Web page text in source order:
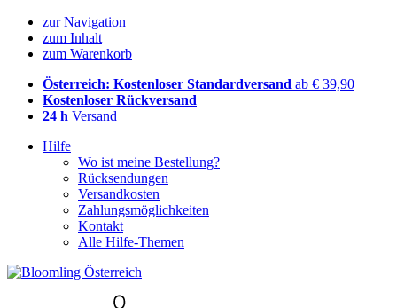
zur Navigation
zum Inhalt
zum Warenkorb
Österreich: Kostenloser Standardversand ab € 39,90
Kostenloser Rückversand
24 h Versand
Hilfe
Wo ist meine Bestellung?
Rücksendungen
Versandkosten
Zahlungsmöglichkeiten
Kontakt
Alle Hilfe-Themen